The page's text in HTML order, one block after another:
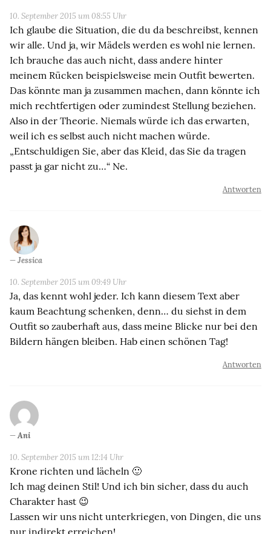
10. September 2015 um 08:55 Uhr
Ich glaube die Situation, die du da beschreibst, kennen
wir alle. Und ja, wir Mädels werden es wohl nie lernen.
Ich brauche das auch nicht, dass andere hinter
meinem Rücken beispielsweise mein Outfit bewerten.
Das könnte man ja zusammen machen, dann könnte ich
mich rechtfertigen oder zumindest Stellung beziehen.
Also in der Theorie. Niemals würde ich das erwarten,
weil ich es selbst auch nicht machen würde.
„Entschuldigen Sie, aber das Kleid, das Sie da tragen
passt ja gar nicht zu…“ Ne.
Antworten
Jessica
10. September 2015 um 09:49 Uhr
Ja, das kennt wohl jeder. Ich kann diesem Text aber
kaum Beachtung schenken, denn… du siehst in dem
Outfit so zauberhaft aus, dass meine Blicke nur bei den
Bildern hängen bleiben. Hab einen schönen Tag!
Antworten
Ani
10. September 2015 um 12:14 Uhr
Krone richten und lächeln 🙂
Ich mag deinen Stil! Und ich bin sicher, dass du auch
Charakter hast 😉
Lassen wir uns nicht unterkriegen, von Dingen, die uns
nur indirekt erreichen!